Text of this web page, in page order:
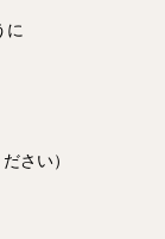
に
さい）